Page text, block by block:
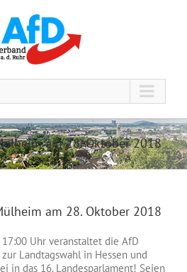
am 28. Oktober 2018
am 28. Oktober 2018
Uhr veranstaltet die AfD
Landtagswahl in Hessen und
in das 16. Landesparlament! Seien